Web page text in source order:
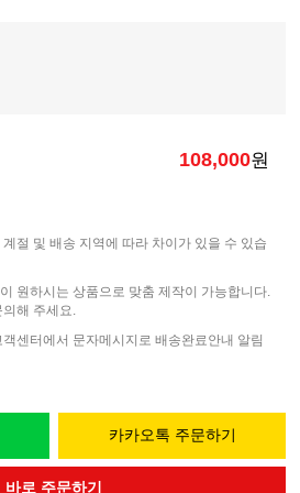
108,000원
절 및 배송 지역에 따라 차이가 있을 수 있습
원하시는 상품으로 맞춤 제작이 가능합니다.
해 주세요.
센터에서 문자메시지로 배송완료안내 알림
카카오톡 주문하기
바로 주문하기